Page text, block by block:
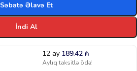
Səbətə Əlavə Et
İndi Al
12 ay 189.42 ₼
Aylıq taksitlə ödə!